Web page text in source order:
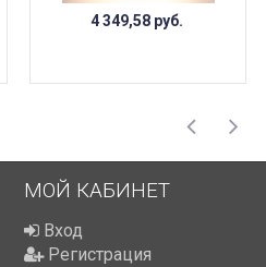
4 349,58 руб.
МОЙ КАБИНЕТ
Вход
Регистрация